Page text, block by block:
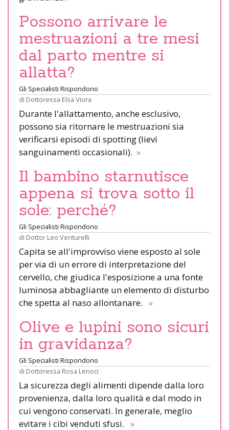
Possono arrivare le
mestruazioni a tre mesi
dal parto mentre si
allatta?
Gli Specialisti Rispondono
di Dottoressa Elsa Viora
Durante l'allattamento, anche esclusivo,
possono sia ritornare le mestruazioni sia
verificarsi episodi di spotting (lievi
sanguinamenti occasionali). »
Il bambino starnutisce
appena si trova sotto il
sole: perché?
Gli Specialisti Rispondono
di Dottor Leo Venturelli
Capita se all'improvviso viene esposto al sole
per via di un errore di interpretazione del
cervello, che giudica l'esposizione a una fonte
luminosa abbagliante un elemento di disturbo
che spetta al naso allontanare. »
Olive e lupini sono sicuri
in gravidanza?
Gli Specialisti Rispondono
di Dottoressa Rosa Lenoci
La sicurezza degli alimenti dipende dalla loro
provenienza, dalla loro qualità e dal modo in
cui vengono conservati. In generale, meglio
evitare i cibi venduti sfusi. »